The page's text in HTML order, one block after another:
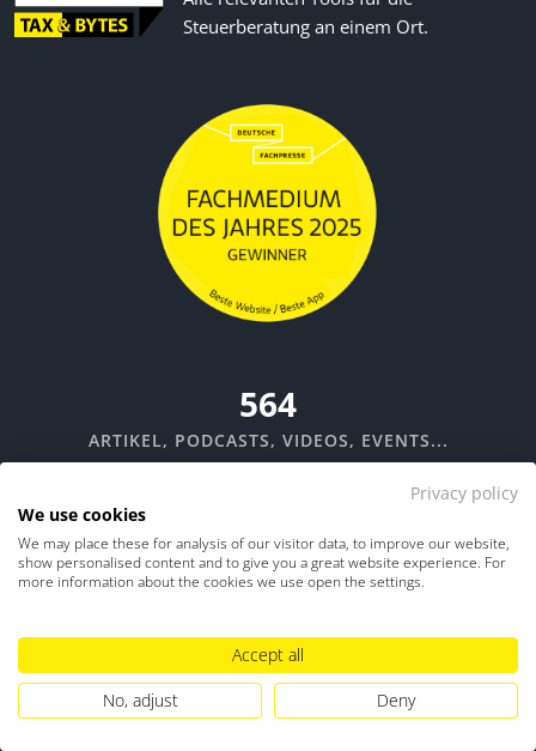
Steuerberatung an einem Ort.
670
ARTIKEL, PODCASTS, VIDEOS, EVENTS...
TOOLS
Like Us
Like Us
Privacy policy
We use cookies
We may place these for analysis of our visitor data, to improve our website,
show personalised content and to give you a great website experience. For
more information about the cookies we use open the settings.
Accept all
No, adjust
Deny